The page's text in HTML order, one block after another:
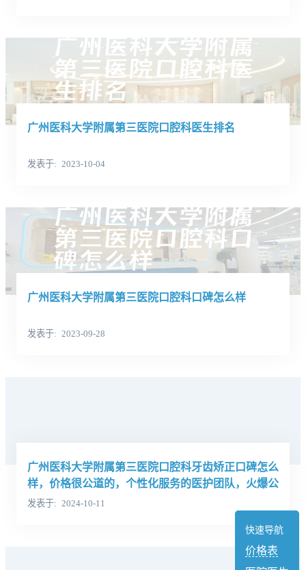
快速导航
价格表
广州医科大学附属第三医院口腔科医生排名
发表于 2023-10-04
广州医科大学附属第三医院口腔科口碑怎么样
发表于 2023-09-28
广州医科大学附属第三医院口腔科牙齿矫正口碑怎么
样，价格很公道的，个性化服务的医护团队，火爆公
示点评
发表于 2024-10-11